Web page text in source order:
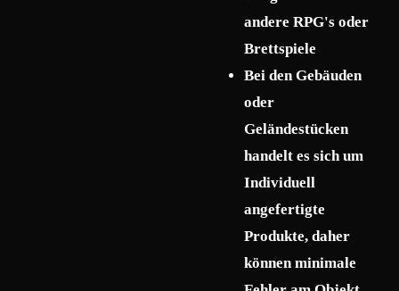
andere RPG's oder
Brettspiele
Bei den Gebäuden
oder
Geländestücken
handelt es sich um
Individuell
angefertigte
Produkte, daher
können minimale